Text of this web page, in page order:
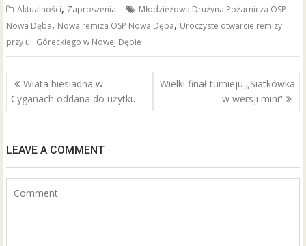
e
b
o
o
k
itt
er
ai
l
ar
e
Aktualności, Zaproszenia
Młodzieżowa Drużyna Pożarnicza OSP
Nowa Dęba, Nowa remiza OSP Nowa Dęba, Uroczyste otwarcie remizy
przy ul. Góreckiego w Nowej Dębie
Nawigacja
wpisu
Wiata biesiadna w
Cyganach oddana do użytku
Wielki finał turnieju „Siatkówka
w wersji mini”
LEAVE A COMMENT